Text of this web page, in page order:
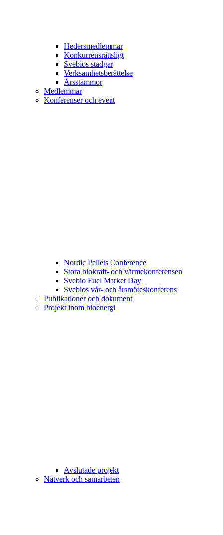
Hedersmedlemmar
Konkurrensrättsligt
Svebios stadgar
Verksamhetsberättelse
Årsstämmor
Medlemmar
Konferenser och event
Nordic Pellets Conference
Stora biokraft- och värmekonferensen
Svebio Fuel Market Day
Svebios vår- och årsmöteskonferens
Publikationer och dokument
Projekt inom bioenergi
Avslutade projekt
Nätverk och samarbeten